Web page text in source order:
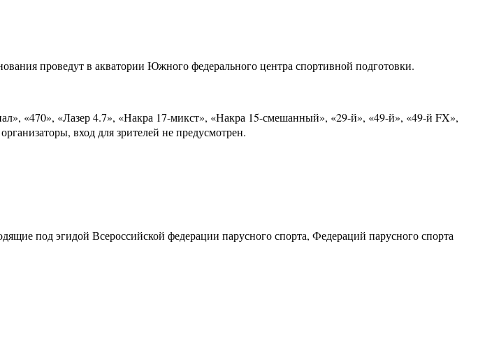
проведут в акватории Южного федерального центра спортивной подготовки.
«470», «Лазер 4.7», «Накра 17-микст», «Накра 15-смешанный», «29-й», «49-й», «49-й FX»,
вход для зрителей не предусмотрен.
под эгидой Всероссийской федерации парусного спорта, Федераций парусного спорта